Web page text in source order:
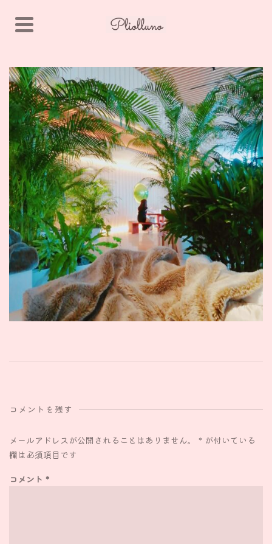
コメントを残す
メールアドレスが公開されることはありません。 * が付いている
欄は必須項目です
コメント *